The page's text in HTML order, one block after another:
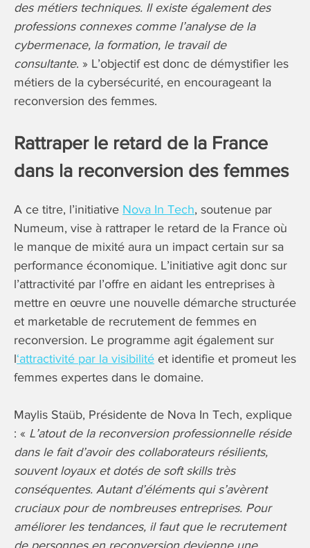
des métiers techniques. Il existe également des
professions connexes comme l’analyse de la
cybermenace, la formation, le travail de
consultante. » L’objectif est donc de démystifier les
métiers de la cybersécurité, en encourageant la
reconversion des femmes.
Rattraper le retard de la France
dans la reconversion des femmes
A ce titre, l’initiative Nova In Tech, soutenue par
Numeum, vise à rattraper le retard de la France où
le manque de mixité aura un impact certain sur sa
performance économique. L’initiative agit donc sur
l’attractivité par l’offre en aidant les entreprises à
mettre en œuvre une nouvelle démarche structurée
et marketable de recrutement de femmes en
reconversion. Le programme agit également sur
l‘attractivité par la visibilité et identifie et promeut les
femmes expertes dans le domaine.
Maylis Staüb, Présidente de Nova In Tech, explique
: « L’atout de la reconversion professionnelle réside
dans le fait d’avoir des collaborateurs résilients,
souvent loyaux et dotés de soft skills très
conséquentes. Autant d’éléments qui s’avèrent
cruciaux pour de nombreuses entreprises. Pour
améliorer les tendances, il faut que le recrutement
de personnes en reconversion devienne une